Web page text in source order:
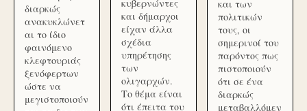
διαρκώς
ανακυκλώνετ
αι το ίδιο
φαινόμενο
κλεφτουριάς
ξενόφερτων
ώστε να
μεγιστοποιούν
κυβερνώντες
και δήμαρχοι
είχαν άλλα
σχέδια
υπηρέτησης
των
ολιγαρχών.
Το θέμα είναι
ότι έπειτα του
και των
πολιτικών
τους, οι
σημερινοί του
παρόντος πως
πιστοποιούν
ότι σε ένα
διαρκώς
μεταβαλλόμεν